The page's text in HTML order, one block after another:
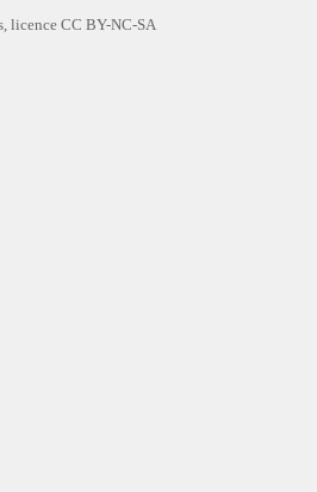
licence CC BY-NC-SA